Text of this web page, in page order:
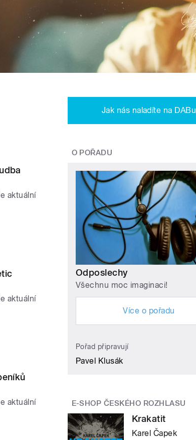
aktuální
aktuální
aktuální
Jak nás naladíte na DABu
O POŘADU
Odposlechy
Všechnu moc imaginaci!
Více o pořadu
Pořad připravují
Pavel Klusák
E-SHOP ČESKÉHO ROZHLASU
Krakatit
Karel Čapek